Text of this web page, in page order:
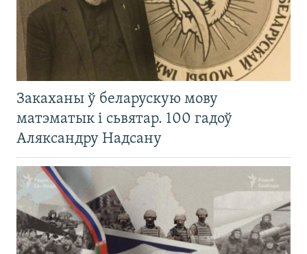
Закаханы ў беларускую мову
матэматык і сьвятар. 100 гадоў
Аляксандру Надсану